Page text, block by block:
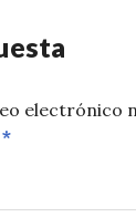
electrónico
*